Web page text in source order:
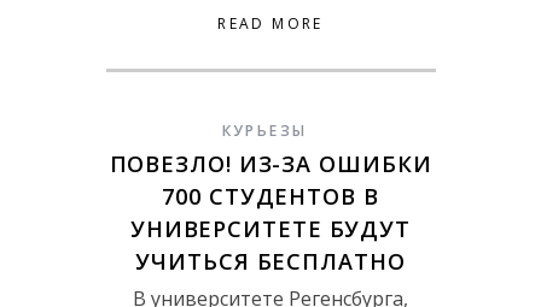
READ MORE
КУРЬЕЗЫ
ПОВЕЗЛО! ИЗ-ЗА ОШИБКИ
700 СТУДЕНТОВ В
УНИВЕРСИТЕТЕ БУДУТ
УЧИТЬСЯ БЕСПЛАТНО
В университете Регенсбурга,